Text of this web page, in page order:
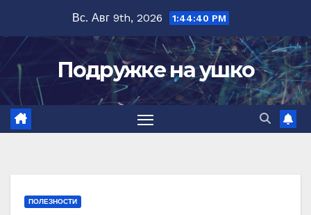
содержимому
Вс. Авг 9th, 2026 1:44:41 PM
Подружке на ушко
ПОЛЕЗНОСТИ